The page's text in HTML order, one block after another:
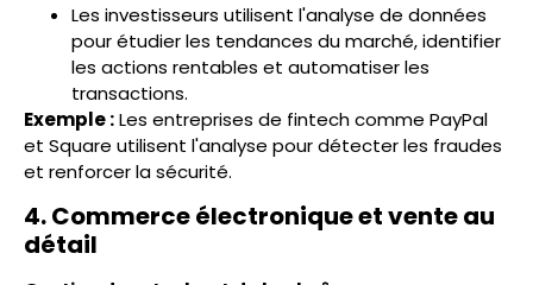
Les investisseurs utilisent l'analyse de données
pour étudier les tendances du marché, identifier
les actions rentables et automatiser les
transactions.
Exemple :Les entreprises de fintech comme PayPal
et Square utilisent l'analyse pour détecter les fraudes
et renforcer la sécurité.
4. Commerce électronique et vente au
détail